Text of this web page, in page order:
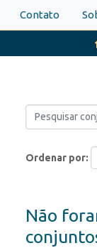
Contato
Ordenar por
Não